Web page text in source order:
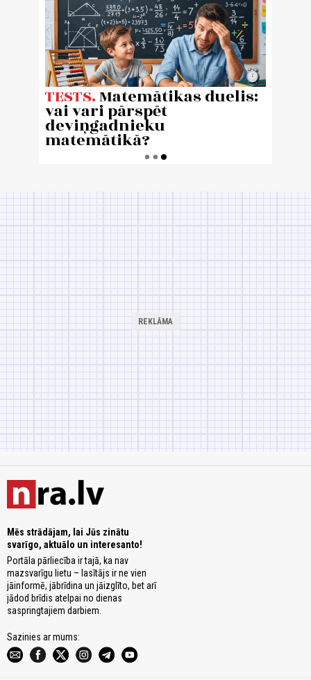
Mēs strādājam, lai Jūs zinātu
svarīgo, aktuālo un interesanto!
Portāla pārliecība ir tajā, ka nav
mazsvarīgu lietu – lasītājs ir ne vien
jāinformē, jābrīdina un jāizglīto, bet arī
jādod brīdis atelpai no dienas
saspringtajiem darbiem.
Sazinies ar mums: